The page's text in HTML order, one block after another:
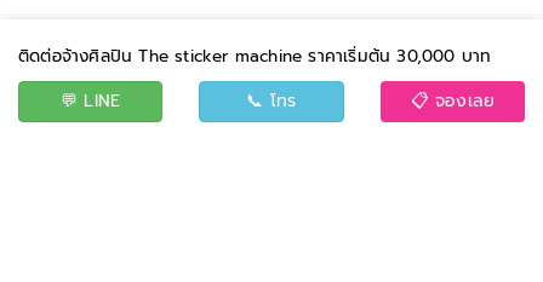
ติดต่อจ้างศิลปิน The sticker machine ราคาเริ่มต้น 30,000 บาท
💬 LINE
📞 โทร 📋 จองเลย